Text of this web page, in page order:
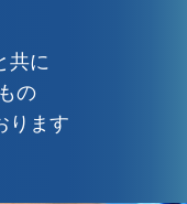
共に
の
ります